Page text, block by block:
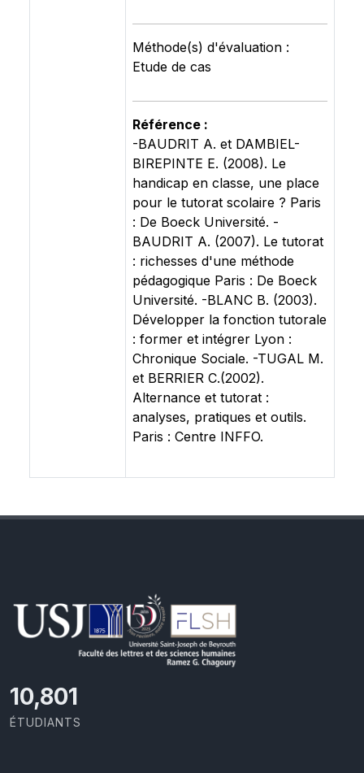
Méthode(s) d'évaluation :
Etude de cas
Référence :
-BAUDRIT A. et DAMBIEL-
BIREPINTE E. (2008). Le
handicap en classe, une place
pour le tutorat scolaire ? Paris
: De Boeck Université. -
BAUDRIT A. (2007). Le tutorat
: richesses d'une méthode
pédagogique Paris : De Boeck
Université. -BLANC B. (2003).
Développer la fonction tutorale
: former et intégrer Lyon :
Chronique Sociale. -TUGAL M.
et BERRIER C.(2002).
Alternance et tutorat :
analyses, pratiques et outils.
Paris : Centre INFFO.
11,418
ÉTUDIANTS